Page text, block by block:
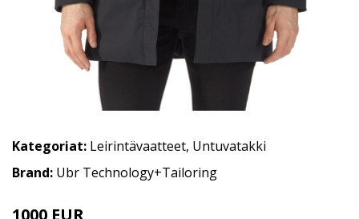
Kategoriat: Leirintävaatteet, Untuvatakki
Brand: Ubr Technology+Tailoring
1000 EUR